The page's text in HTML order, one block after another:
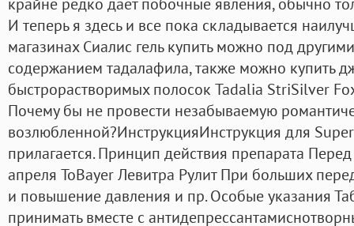
И теперь я здесь и все пока складывается
магазинах Сиалис гель купить можно под
содержанием тадалафила, также можно купить
быстрорастворимых полосок Tadalia StriSilver
Почему бы не провести незабываемую
возлюбленной?ИнструкцияИнструкция для
прилагается. Принцип действия препарата
апреля ToBayer Левитра Рулит При больших
и повышение давления и пр. Особые указания
принимать вместе с